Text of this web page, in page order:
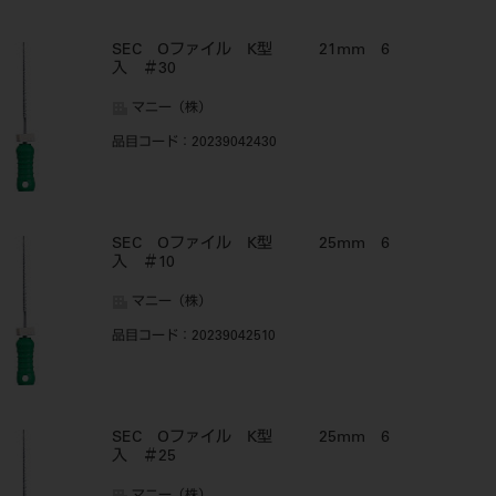
SEC Oファイル K型 21mm 6
入 ＃30
マニー（株）
品目コード ：20239042430
SEC Oファイル K型 25mm 6
入 ＃10
マニー（株）
品目コード ：20239042510
SEC Oファイル K型 25mm 6
入 ＃25